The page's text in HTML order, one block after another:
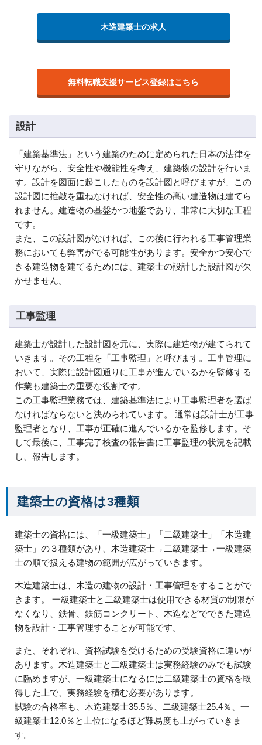
木造建築士の求人
無料転職支援サービス登録はこちら
設計
「建築基準法」という建築のために定められた日本の法律を
守りながら、安全性や機能性を考え、建築物の設計を行いま
す。設計を図面に起こしたものを設計図と呼びますが、この
設計図に推敲を重ねなければ、安全性の高い建造物は建てら
れません。建造物の基盤かつ地盤であり、非常に大切な工程
です。
また、この設計図がなければ、この後に行われる工事管理業
務においても弊害がでる可能性があります。安全かつ安心で
きる建造物を建てるためには、建築士の設計した設計図が欠
かせません。
工事監理
建築士が設計した設計図を元に、実際に建造物が建てられて
いきます。その工程を「工事監理」と呼びます。工事管理に
おいて、実際に設計図通りに工事が進んでいるかを監修する
作業も建築士の重要な役割です。
この工事監理業務では、建築基準法により工事監理者を選ば
なければならないと決められています。 通常は設計士が工事
監理者となり、工事が正確に進んでいるかを監修します。そ
して最後に、工事完了検査の報告書に工事監理の状況を記載
し、報告します。
建築士の資格は3種類
建築士の資格には、「一級建築士」「二級建築士」「木造建
築士」の３種類があり、木造建築士→二級建築士→一級建築
士の順で扱える建物の範囲が広がっていきます。
木造建築士は、木造の建物の設計・工事管理をすることがで
きます。 一級建築士と二級建築士は使用できる材質の制限が
なくなり、鉄骨、鉄筋コンクリート、木造などでできた建造
物を設計・工事管理することが可能です。
また、それぞれ、資格試験を受けるための受験資格に違いが
あります。木造建築士と二級建築士は実務経験のみでも試験
に臨めますが、一級建築士になるには二級建築士の資格を取
得した上で、実務経験を積む必要があります。
試験の合格率も、木造建築士35.5％、二級建築士25.4％、一
級建築士12.0％と上位になるほど難易度も上がっていきま
す。